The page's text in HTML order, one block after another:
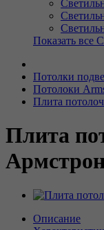
Показать все
Потолки
Потолоки
Плита
Плита
Описание